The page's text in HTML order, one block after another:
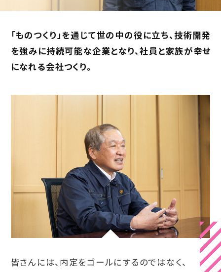
「ものつくり」を通じて世の中の役に立ち、技術開発
を強みに持続可能な企業となり、社員と家族が幸せ
になれる会社つくり。
皆さんには、内定をゴールにするのではなく、